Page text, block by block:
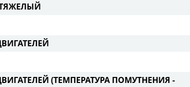
(ТЕМПЕРАТУРА ПОМУТНЕНИЯ -